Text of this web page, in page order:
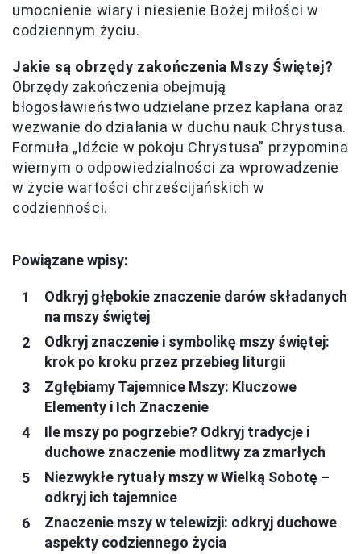
umocnienie wiary i niesienie Bożej miłości w
codziennym życiu.
Jakie są obrzędy zakończenia Mszy Świętej?
Obrzędy zakończenia obejmują
błogosławieństwo udzielane przez kapłana oraz
wezwanie do działania w duchu nauk Chrystusa.
Formuła „Idźcie w pokoju Chrystusa” przypomina
wiernym o odpowiedzialności za wprowadzenie
w życie wartości chrześcijańskich w
codzienności.
Powiązane wpisy:
Odkryj głębokie znaczenie darów składanych
na mszy świętej
Odkryj znaczenie i symbolikę mszy świętej:
krok po kroku przez przebieg liturgii
Zgłębiamy Tajemnice Mszy: Kluczowe
Elementy i Ich Znaczenie
Ile mszy po pogrzebie? Odkryj tradycje i
duchowe znaczenie modlitwy za zmarłych
Niezwykłe rytuały mszy w Wielką Sobotę –
odkryj ich tajemnice
Znaczenie mszy w telewizji: odkryj duchowe
aspekty codziennego życia